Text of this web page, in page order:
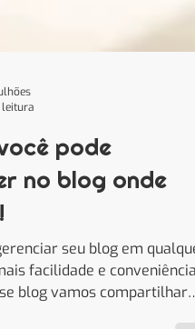
leitura
pode
no blog onde